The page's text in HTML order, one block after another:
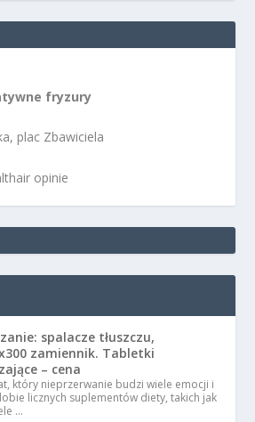
fryzury
plac Zbawiciela
opinie
spalacze tłuszczu,
zamiennik. Tabletki
– cena
który nieprzerwanie budzi wiele emocji i
licznych suplementów diety, takich jak
…